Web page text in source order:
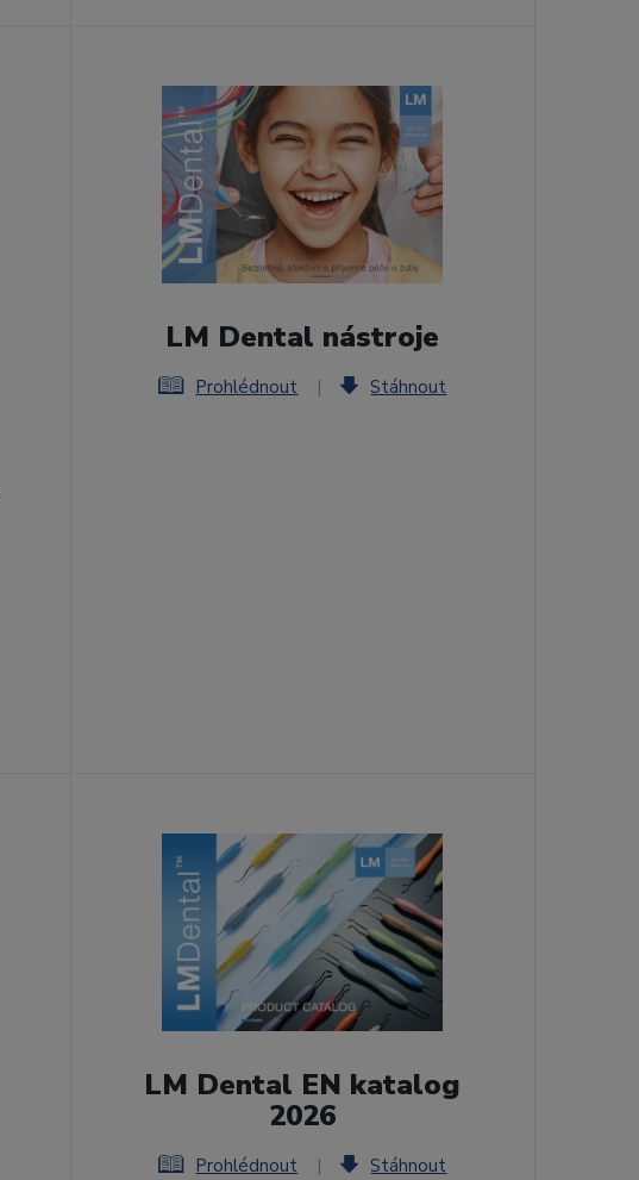
LM Dental nástroje
Prohlédnout | Stáhnout
LM Dental EN katalog
2026
Prohlédnout | Stáhnout